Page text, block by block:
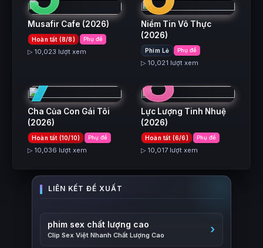
Musafir Cafe (2026)
Hoàn tất (8/8) Phụ đề
▷ 10,023 lượt xem
Niềm Tin Vô Thực
(2026)
Phim Lẻ Phụ đề
▷ 10,021 lượt xem
7
Cha Của Con Gái Tôi
(2026)
Hoàn tất (10/10) Phụ đề
▷ 10,036 lượt xem
8
Lực Lượng Tinh Nhuệ
(2026)
Hoàn tất (6/6) Phụ đề
▷ 10,017 lượt xem
phim sex chất lượng cao
Clip Sex Việt Nhanh Chất Lượng Cao